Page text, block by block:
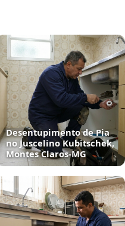
Desentupimento de Pia
no Juscelino Kubitschek,
Montes Claros‑MG